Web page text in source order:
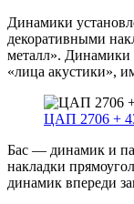
Динамики
декоративными
металл». Динамики
«лица акустики»,
ЦАП 2706 +
Бас — динамик и
накладки
динамик впереди